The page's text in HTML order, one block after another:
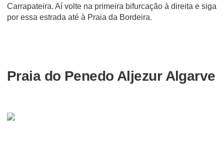
Carrapateira. Aí volte na primeira bifurcação à direita e siga
por essa estrada até à Praia da Bordeira.
Praia do Penedo Aljezur Algarve